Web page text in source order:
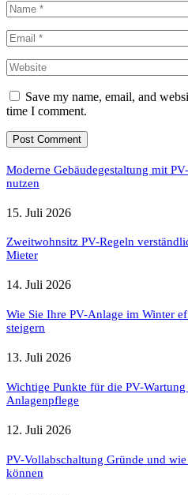
Save my name, email, and
time I comment.
Moderne Gebäudegestaltung mit
nutzen
15. Juli 2026
Zweitwohnsitz PV-Regeln
Mieter
14. Juli 2026
Wie Sie Ihre PV-Anlage im Winter
steigern
13. Juli 2026
Wichtige Punkte für die PV-
Anlagenpflege
12. Juli 2026
PV-Vollabschaltung Gründe und
können